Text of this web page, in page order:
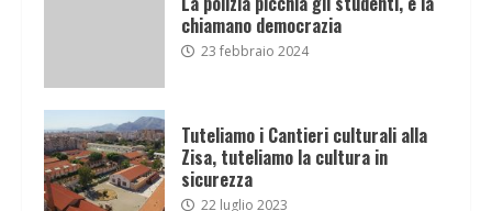
chiamano democrazia
23 febbraio 2024
Tuteliamo i Cantieri culturali alla
Zisa, tuteliamo la cultura in
sicurezza
22 luglio 2023